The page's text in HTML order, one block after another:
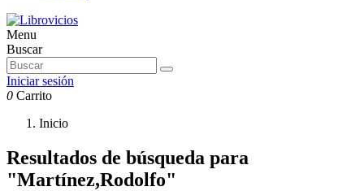
Menu
Buscar
Iniciar sesión
0 Carrito
Inicio
Resultados de búsqueda para
"Martínez,Rodolfo"